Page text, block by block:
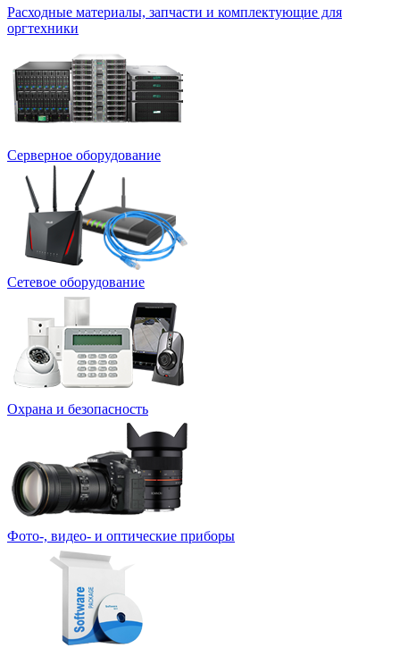
Расходные материалы, запчасти и комплектующие для
оргтехники
Серверное оборудование
Сетевое оборудование
Охрана и безопасность
Фото-, видео- и оптические приборы